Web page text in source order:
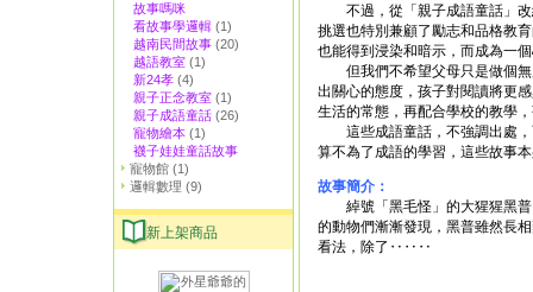
故事嗎咪
看故事學邏輯 (1)
越南民間故事 (20)
越語教室 (1)
新24孝 (4)
親子正念教室 (1)
親子成語童話 (26)
寵物繪本 (1)
襪子娃娃童話故事
寵物館 (1)
邏輯數理 (9)
新上架商品
不過，從「親子成語童話」改
挑選也特別兼顧了勵志和品格教
也能得到浸染和暗示，而成為一
但我們不希望父母只是做個無
出關心的態度，孩子對閱讀將更
生活的常態，再配合學校的教學
這些成語童話，不強調出處，
算不為了成語的學習，這些故事
故事簡介：
綽號「黑毛怪」的大猩猩黑普
的動物們漸漸發現，黑普雖然長
看法，除了‥‥‥